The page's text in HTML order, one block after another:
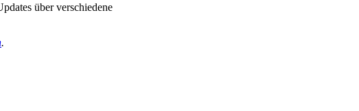
über verschiedene
.